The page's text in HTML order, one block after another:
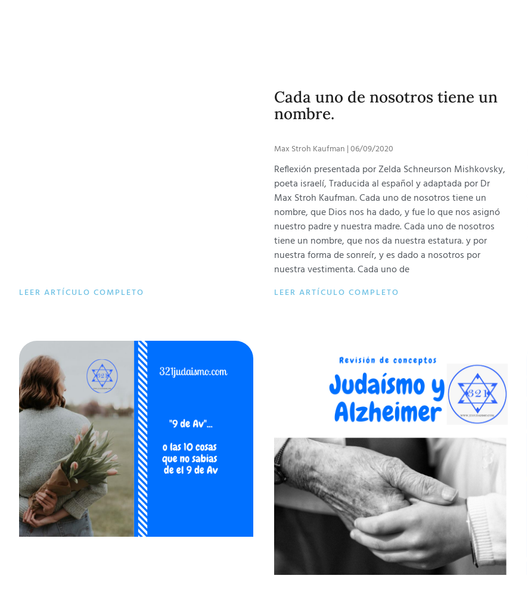
LEER ARTÍCULO COMPLETO
Cada uno de nosotros tiene un
nombre.
Max Stroh Kaufman 06/09/2020
Reflexión presentada por Zelda Schneurson Mishkovsky,
poeta israelí, Traducida al español y adaptada por Dr
Max Stroh Kaufman. Cada uno de nosotros tiene un
nombre, que Dios nos ha dado, y fue lo que nos asignó
nuestro padre y nuestra madre. Cada uno de nosotros
tiene un nombre, que nos da nuestra estatura. y por
nuestra forma de sonreír, y es dado a nosotros por
nuestra vestimenta. Cada uno de
LEER ARTÍCULO COMPLETO